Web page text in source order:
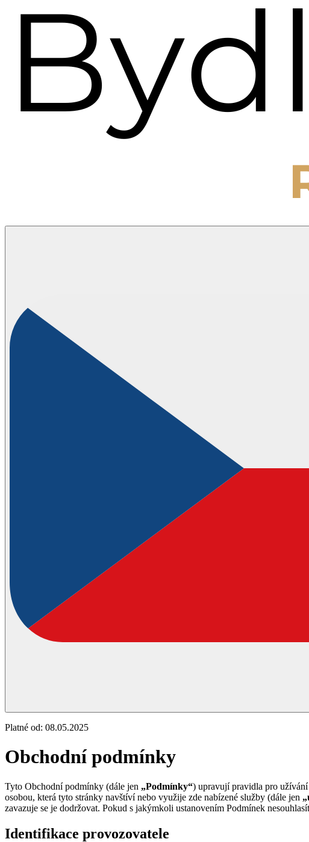
Platné od: 08.05.2025
Obchodní podmínky
Tyto Obchodní podmínky (dále jen „Podmínky“) upravují pravidla pro
osobou, která tyto stránky navštíví nebo využije zde nabízené služby (dále jen
zavazuje se je dodržovat. Pokud s jakýmkoli ustanovením Podmínek
Identifikace provozovatele